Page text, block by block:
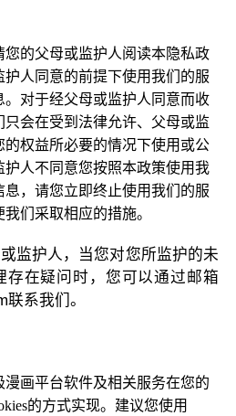
的父母或监护人阅读本隐私政
人同意的前提下使用我们的服
对于经父母或监护人同意而收
会在受到法律允许、父母或监
权益所必要的情况下使用或公
人不同意您按照本政策使用我
，请您立即终止使用我们的服
们采取相应的措施。
监护人，当您对您所监护的未
存在疑问时，您可以通过邮箱
系我们。
画平台软件及相关服务在您的
的方式实现。建议您使用